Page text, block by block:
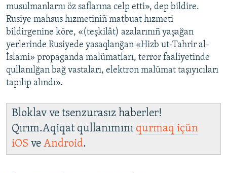
musulmanlarnı öz saflarına celp etti», dep bildire.
Rusiye mahsus hızmetiniñ matbuat hızmeti
bildirgenine köre, «(teşkilât) azalarınıñ yaşağan
yerlerinde Rusiyede yasaqlanğan «Hizb ut-Tahrir al-
İslami» propaganda malümatları, terror faaliyetinde
qullanılğan bağ vastaları, elektron malümat taşıyıcıları
tapılıp alındı».
Bloklav ve tsenzurasız haberler!
Qırım.Aqiqat qullanımını qurmaq içün
iOS ve Android.